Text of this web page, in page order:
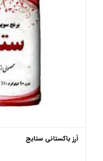
أرز باکستانی ستایج